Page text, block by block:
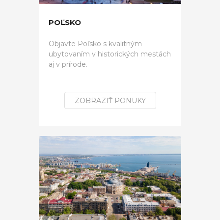
POĽSKO
Objavte Poľsko s kvalitným
ubytovaním v historických mestách
aj v prírode.
ZOBRAZIŤ PONUKY